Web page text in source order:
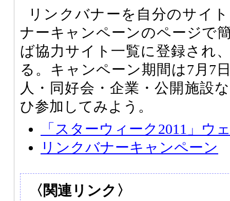
リンクバナーを自分のサイ
ナーキャンペーンのページで
ば協力サイト一覧に登録され
る。キャンペーン期間は7月7
人・同好会・企業・公開施設
ひ参加してみよう。
「スターウィーク2011」ウ
リンクバナーキャンペーン
〈関連リンク〉